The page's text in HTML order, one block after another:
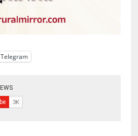
Telegram